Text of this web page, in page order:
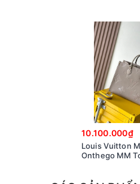
10.100.000₫
Louis Vuitton
Onthego MM